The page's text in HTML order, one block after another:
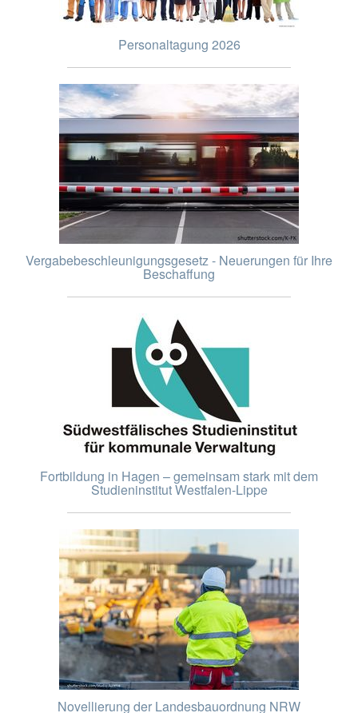
Personaltagung 2026
Vergabebeschleunigungsgesetz - Neuerungen für Ihre
Beschaffung
Fortbildung in Hagen – gemeinsam stark mit dem
Studieninstitut Westfalen-Lippe
Novellierung der Landesbauordnung NRW